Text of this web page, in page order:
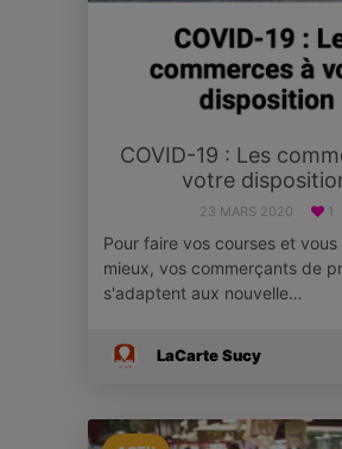
COVID-19 : Les
votre
23 MARS 2020 1
Pour faire vos courses et vous
mieux, vos commerçants de
s'adaptent aux nouvelle…
LaCarte Sucy